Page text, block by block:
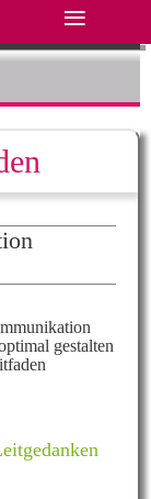
≡
gestalten